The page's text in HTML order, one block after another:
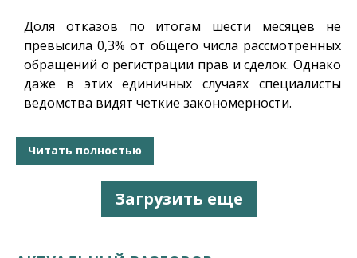
Доля отказов по итогам шести месяцев не
превысила 0,3% от общего числа рассмотренных
обращений о регистрации прав и сделок. Однако
даже в этих единичных случаях специалисты
ведомства видят четкие закономерности.
Читать полностью
Загрузить еще